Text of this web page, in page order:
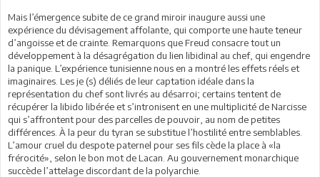
Mais l’émergence subite de ce grand miroir inaugure aussi une
expérience du dévisagement affolante, qui comporte une haute teneur
d’angoisse et de crainte. Remarquons que Freud consacre tout un
développement à la désagrégation du lien libidinal au chef, qui engendre
la panique. L’expérience tunisienne nous en a montréles effets réels et
imaginaires. Les je (s) déliés de leur captation idéale dans la
représentation du chef sont livrés au désarroi; certains tentent de
récupérer la libido libérée et s’intronisent en une multiplicité de Narcisse
qui s’affrontent pour des parcelles de pouvoir, au nom de petites
différences. À la peur du tyran se substitue l’hostilité entre semblables.
L’amour cruel du despote paternel pour ses fils cède la place à «la
frérocité», selon le bon mot de Lacan. Au gouvernement monarchique
succède l’attelage discordant de la polyarchie.